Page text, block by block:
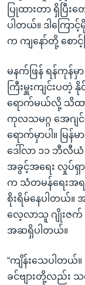
ပြုထားတာ ရှိပြီ
ပါတယ်။ ဒါကြေ
က ကျနော်တို့ စော
မနက်ဖြန် ရန်ကုန်
ကြီးမှူးကျင်းပတဲ့
ရောက်မယ်လို့ သိထ
ကုလသမဂ္ဂ အေဂ
ရောက်မှာပါ။ မြ
ဒေါ်လာ ၁၁ ဘီလီယံ
အခွင့်အရေး လှုပ်ရှ
က သံတမန်ရေးအရ
စိုးရိမ်နေပါတယ်။
လေ့လာသူ ဂျိုးဇ
အဆရှိပါတယ်။
“ကျိန်းသေပါတယ်။
ခင်ဗျားတို့လည်း